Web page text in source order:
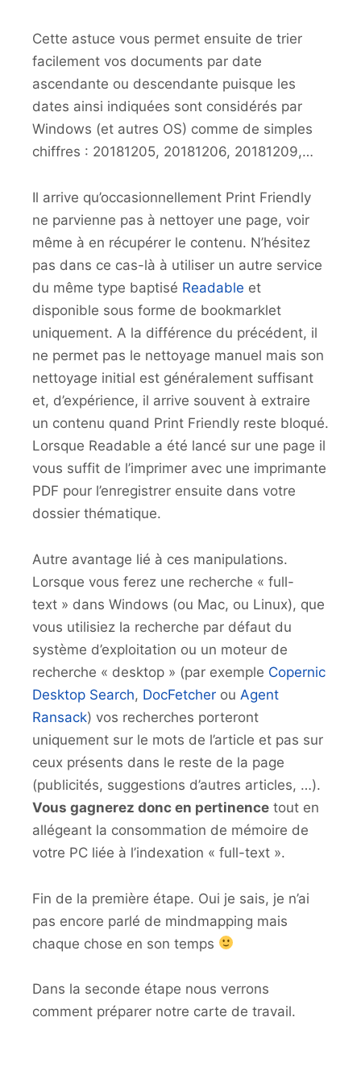
Cette astuce vous permet ensuite de trier
facilement vos documents par date
ascendante ou descendante puisque les
dates ainsi indiquées sont considérés par
Windows (et autres OS) comme de simples
chiffres : 20181205, 20181206, 20181209,…
Il arrive qu’occasionnellement Print Friendly
ne parvienne pas à nettoyer une page, voir
même à en récupérer le contenu. N’hésitez
pas dans ce cas-là à utiliser un autre service
du même type baptisé Readable et
disponible sous forme de bookmarklet
uniquement. A la différence du précédent, il
ne permet pas le nettoyage manuel mais son
nettoyage initial est généralement suffisant
et, d’expérience, il arrive souvent à extraire
un contenu quand Print Friendly reste bloqué.
Lorsque Readable a été lancé sur une page il
vous suffit de l’imprimer avec une imprimante
PDF pour l’enregistrer ensuite dans votre
dossier thématique.
Autre avantage lié à ces manipulations.
Lorsque vous ferez une recherche « full-
text » dans Windows (ou Mac, ou Linux), que
vous utilisiez la recherche par défaut du
système d’exploitation ou un moteur de
recherche « desktop » (par exemple Copernic
Desktop Search, DocFetcher ou Agent
Ransack) vos recherches porteront
uniquement sur le mots de l’article et pas sur
ceux présents dans le reste de la page
(publicités, suggestions d’autres articles, …).
Vous gagnerez donc en pertinence tout en
allégeant la consommation de mémoire de
votre PC liée à l’indexation « full-text ».
Fin de la première étape. Oui je sais, je n’ai
pas encore parlé de mindmapping mais
chaque chose en son temps
Dans la seconde étape nous verrons
comment préparer notre carte de travail.